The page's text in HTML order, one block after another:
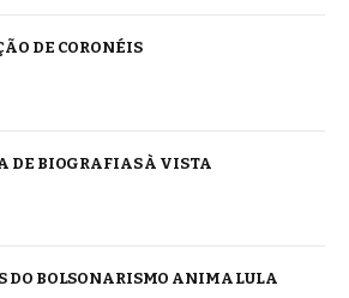
DE CORONÉIS
DE BIOGRAFIAS À VISTA
DO BOLSONARISMO ANIMA LULA